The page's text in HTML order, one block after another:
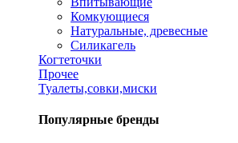
Комкующиеся
Натуральные, древесные
Силикагель
Когтеточки
Прочее
Туалеты,совки,миски
Популярные бренды